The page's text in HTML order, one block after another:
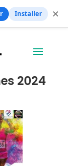
2024
Installer ✕